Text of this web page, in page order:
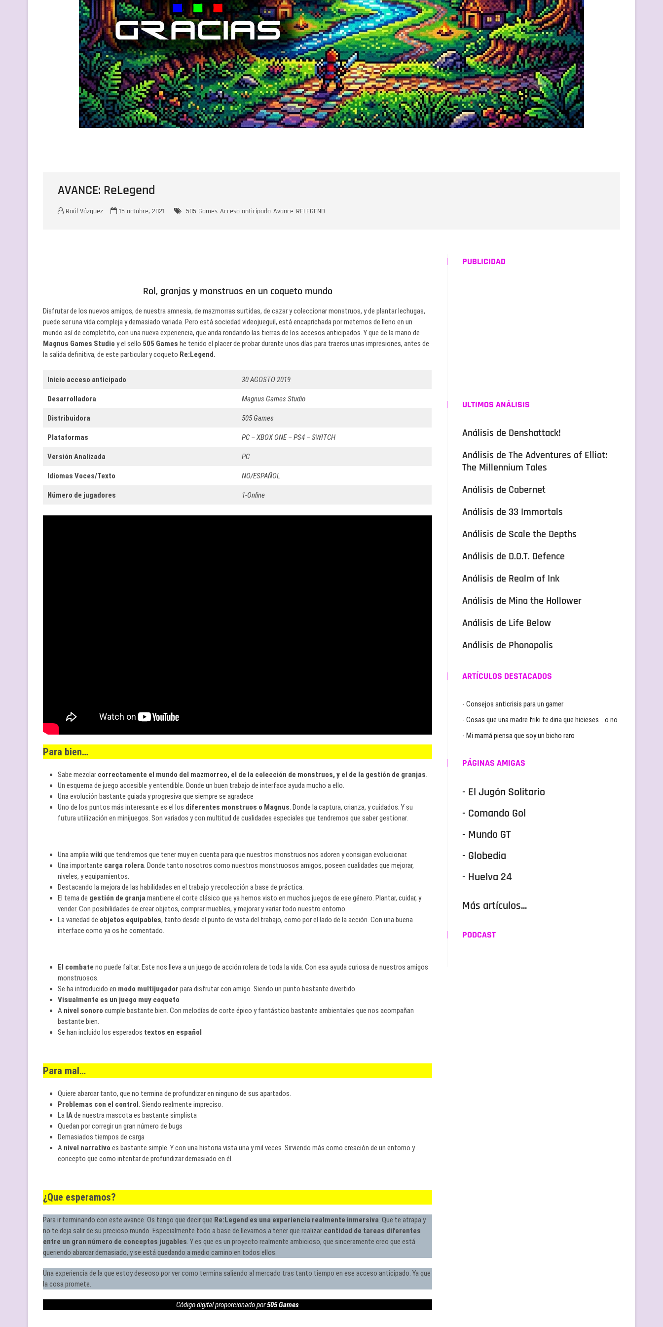
AVANCE: ReLegend
Raúl Vázquez 15 octubre, 2021 505 Games Acceso anticipado Avance RELEGEND
Rol, granjas y monstruos en un coqueto mundo
Disfrutar de los nuevos amigos, de nuestra amnesia, de mazmorras surtidas, de cazar y coleccionar monstruos, y de plantar lechugas,
puede ser una vida compleja y demasiado variada. Pero está sociedad videojueguil, está encaprichada por meternos de lleno en un
mundo así de completito, con una nueva experiencia, que anda rondando las tierras de los accesos anticipados. Y que de la mano de
Magnus Games Studio y el sello 505 Games he tenido el placer de probar durante unos días para traeros unas impresiones, antes de
la salida definitiva, de este particular y coqueto Re:Legend.
Inicio acceso anticipado 30 AGOSTO 2019
Desarrolladora Magnus Games Studio
Distribuidora 505 Games
Plataformas PC – XBOX ONE – PS4 – SWITCH
Versión Analizada PC
Idiomas Voces/Texto NO/ESPAÑOL
Número de jugadores 1-Online
Para bien…
Sabe mezclar correctamente el mundo del mazmorreo, el de la colección de monstruos, y el de la gestión de granjas.
Un esquema de juego accesible y entendible. Donde un buen trabajo de interface ayuda mucho a ello.
Una evolución bastante guiada y progresiva que siempre se agradece
Uno de los puntos más interesante es el los diferentes monstruos o Magnus. Donde la captura, crianza, y cuidados. Y su
futura utilización en minijuegos. Son variados y con multitud de cualidades especiales que tendremos que saber gestionar.
Una ampliawiki que tendremos que tener muy en cuenta para que nuestros monstruos nos adoren y consigan evolucionar.
Una importante carga rolera. Donde tanto nosotros como nuestros monstruosos amigos, poseen cualidades que mejorar,
niveles, y equipamientos.
Destacando la mejora de las habilidades en el trabajo y recolección a base de práctica.
El tema de gestión de granjamantiene el corte clásico que ya hemos visto en muchos juegos de ese género. Plantar, cuidar, y
vender. Con posibilidades de crear objetos, comprar muebles, y mejorar y variar todo nuestro entorno.
La variedad de objetos equipables, tanto desde el punto de vista del trabajo, como por el lado de la acción. Con una buena
interface como ya os he comentado.
El combate no puede faltar. Este nos lleva a un juego de acción rolera de toda la vida. Con esa ayuda curiosa de nuestros amigos
monstruosos.
Se ha introducido en modo multijugador para disfrutar con amigo. Siendo un punto bastante divertido.
Visualmente es un juego muy coqueto
A nivel sonoro cumple bastante bien. Con melodías de corte épico y fantástico bastante ambientales que nos acompañan
bastante bien.
Se han incluido los esperados textos en español
Para mal…
Quiere abarcar tanto, que no termina de profundizar en ninguno de sus apartados.
Problemas con el control. Siendo realmente impreciso.
La IAde nuestra mascota es bastante simplista
Quedan por corregir un gran número de bugs
Demasiados tiempos de carga
A nivel narrativo es bastante simple. Y con una historia vista una y mil veces. Sirviendo más como creación de un entorno y
concepto que como intentar de profundizar demasiado en él.
¿Que esperamos?
Para ir terminando con este avance. Os tengo que decir que Re:Legend es una experiencia realmente inmersiva. Que te atrapa y
no te deja salir de su precioso mundo. Especialmente todo a base de llevarnos a tener que realizar cantidad de tareas diferentes
entre un gran número de conceptos jugables. Y es que es un proyecto realmente ambicioso, que sinceramente creo que está
queriendo abarcar demasiado, y se está quedando a medio camino en todos ellos.
Una experiencia de la que estoy deseoso por ver como termina saliendo al mercado tras tanto tiempo en ese acceso anticipado. Ya que
la cosa promete.
Código digital proporcionado por505 Games
PUBLICIDAD
ULTIMOS ANÁLISIS
Análisis de Denshattack!
Análisis de The Adventures of Elliot:
The Millennium Tales
Análisis de Cabernet
Análisis de 33 Immortals
Análisis de Scale the Depths
Análisis de D.O.T. Defence
Análisis de Realm of Ink
Análisis de Mina the Hollower
Análisis de Life Below
Análisis de Phonopolis
ARTÍCULOS DESTACADOS
- Consejos anticrisis para un gamer
- Cosas que una madre friki te diria que hicieses… o no
- Mi mamá piensa que soy un bicho raro
PÁGINAS AMIGAS
- El Jugón Solitario
- Comando Gol
- Mundo GT
- Globedia
- Huelva 24
Más artículos...
PODCAST